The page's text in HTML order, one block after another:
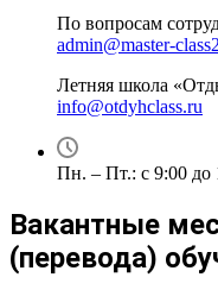
По вопросам
admin@master-
Летняя школа
info@otdyhclass.ru
Пн. – Пт.: с 9:00 до
Вакантные
(перевода)